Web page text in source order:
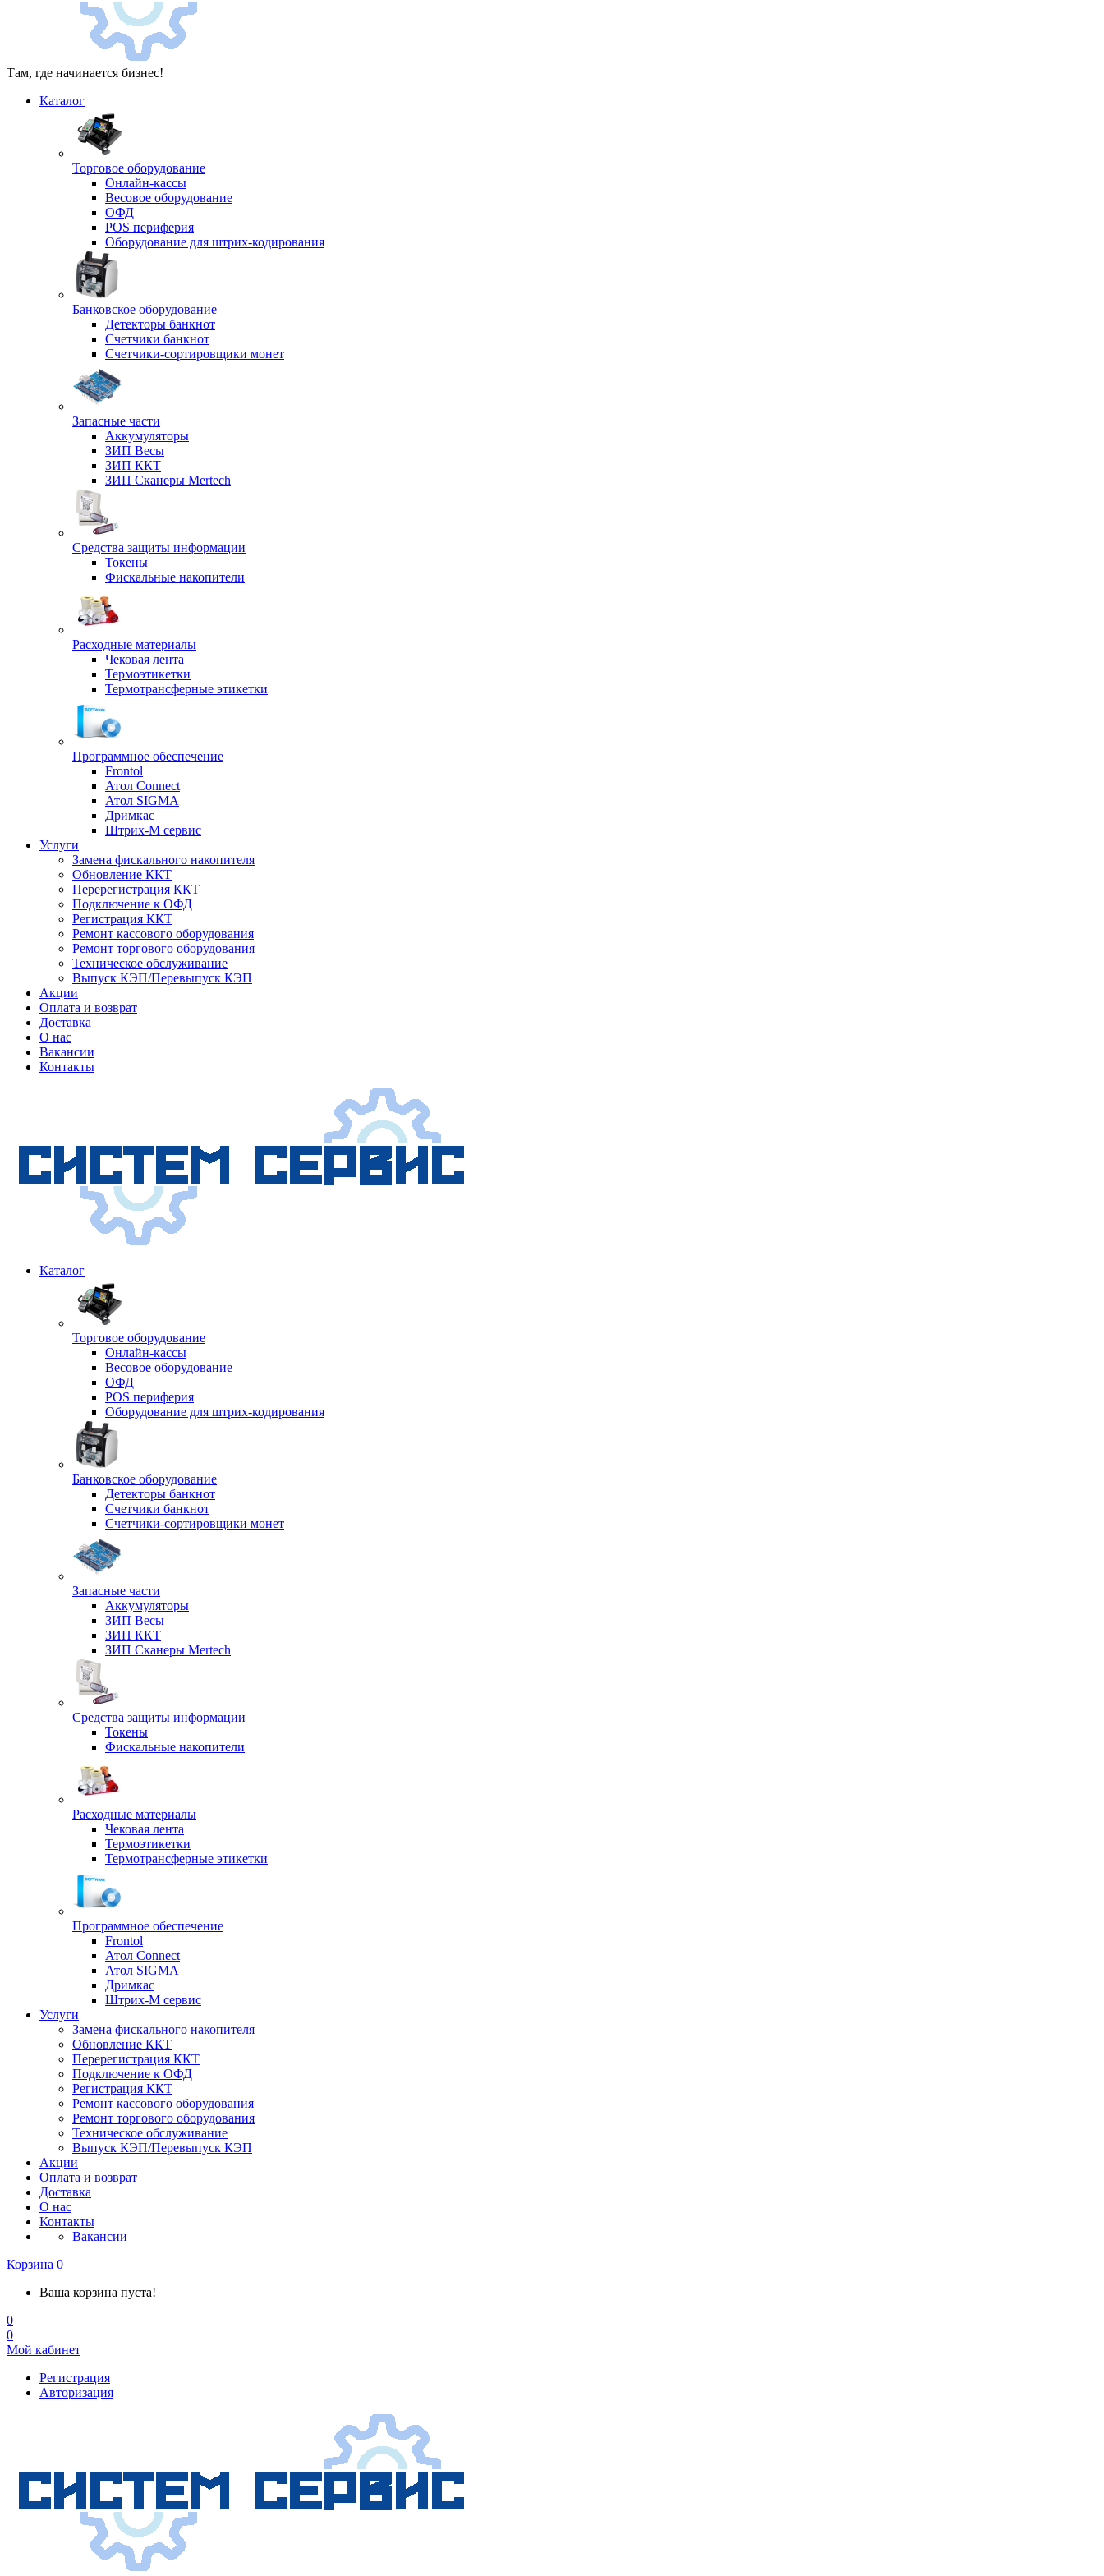
Там, где начинается бизнес!
Каталог
Торговое оборудование
Онлайн-кассы
Весовое оборудование
ОФД
POS периферия
Оборудование для штрих-кодирования
Банковское оборудование
Детекторы банкнот
Счетчики банкнот
Счетчики-сортировщики монет
Запасные части
Аккумуляторы
ЗИП Весы
ЗИП ККТ
ЗИП Сканеры Mertech
Средства защиты информации
Токены
Фискальные накопители
Расходные материалы
Чековая лента
Термоэтикетки
Термотрансферные этикетки
Программное обеспечение
Frontol
Атол Connect
Атол SIGMA
Дримкас
Штрих-М сервис
Услуги
Замена фискального накопителя
Обновление ККТ
Перерегистрация ККТ
Подключение к ОФД
Регистрация ККТ
Ремонт кассового оборудования
Ремонт торгового оборудования
Техническое обслуживание
Выпуск КЭП/Перевыпуск КЭП
Акции
Оплата и возврат
Доставка
О нас
Вакансии
Контакты
Каталог
Торговое оборудование
Онлайн-кассы
Весовое оборудование
ОФД
POS периферия
Оборудование для штрих-кодирования
Банковское оборудование
Детекторы банкнот
Счетчики банкнот
Счетчики-сортировщики монет
Запасные части
Аккумуляторы
ЗИП Весы
ЗИП ККТ
ЗИП Сканеры Mertech
Средства защиты информации
Токены
Фискальные накопители
Расходные материалы
Чековая лента
Термоэтикетки
Термотрансферные этикетки
Программное обеспечение
Frontol
Атол Connect
Атол SIGMA
Дримкас
Штрих-М сервис
Услуги
Замена фискального накопителя
Обновление ККТ
Перерегистрация ККТ
Подключение к ОФД
Регистрация ККТ
Ремонт кассового оборудования
Ремонт торгового оборудования
Техническое обслуживание
Выпуск КЭП/Перевыпуск КЭП
Акции
Оплата и возврат
Доставка
О нас
Контакты
Вакансии
Корзина 0
Ваша корзина пуста!
0
0
Мой кабинет
Регистрация
Авторизация